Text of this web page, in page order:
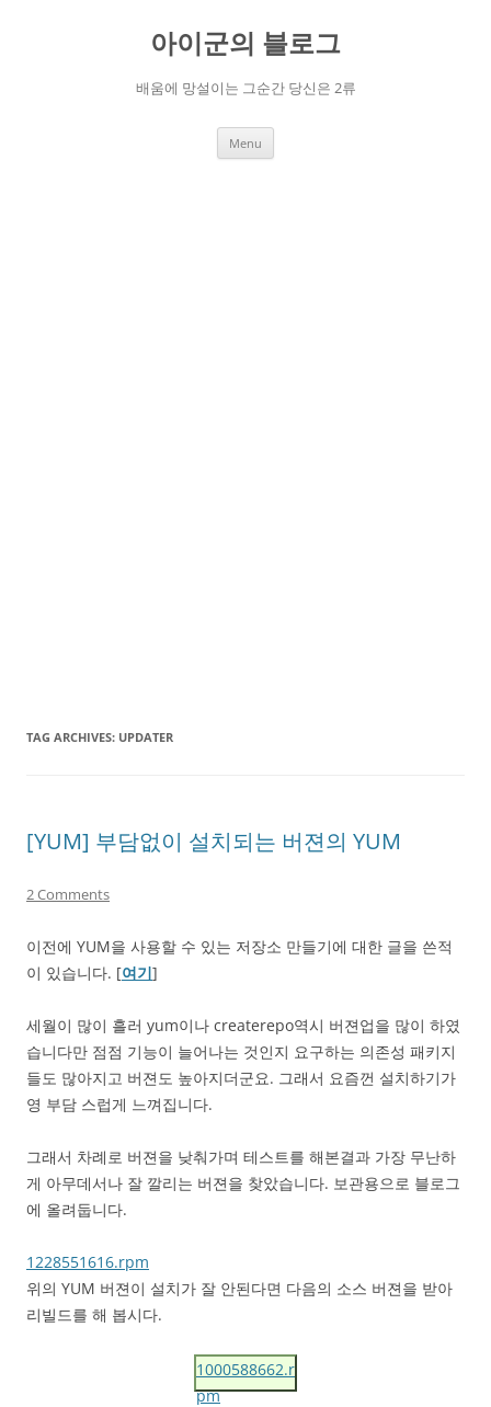
아이군의 블로그
배움에 망설이는 그순간 당신은 2류
Menu
TAG ARCHIVES: UPDATER
[YUM] 부담없이 설치되는 버젼의 YUM
2 Comments
이전에 YUM을 사용할 수 있는 저장소 만들기에 대한 글을 쓴적
이 있습니다. [여기]
세월이 많이 흘러 yum이나 createrepo역시 버젼업을 많이 하였
습니다만 점점 기능이 늘어나는 것인지 요구하는 의존성 패키지
들도 많아지고 버젼도 높아지더군요. 그래서 요즘껀 설치하기가
영 부담 스럽게 느껴집니다.
그래서 차례로 버젼을 낮춰가며 테스트를 해본결과 가장 무난하
게 아무데서나 잘 깔리는 버젼을 찾았습니다. 보관용으로 블로그
에 올려둡니다.
1228551616.rpm
위의 YUM 버젼이 설치가 잘 안된다면 다음의 소스 버젼을 받아
리빌드를 해 봅시다.
1000588662.r
pm